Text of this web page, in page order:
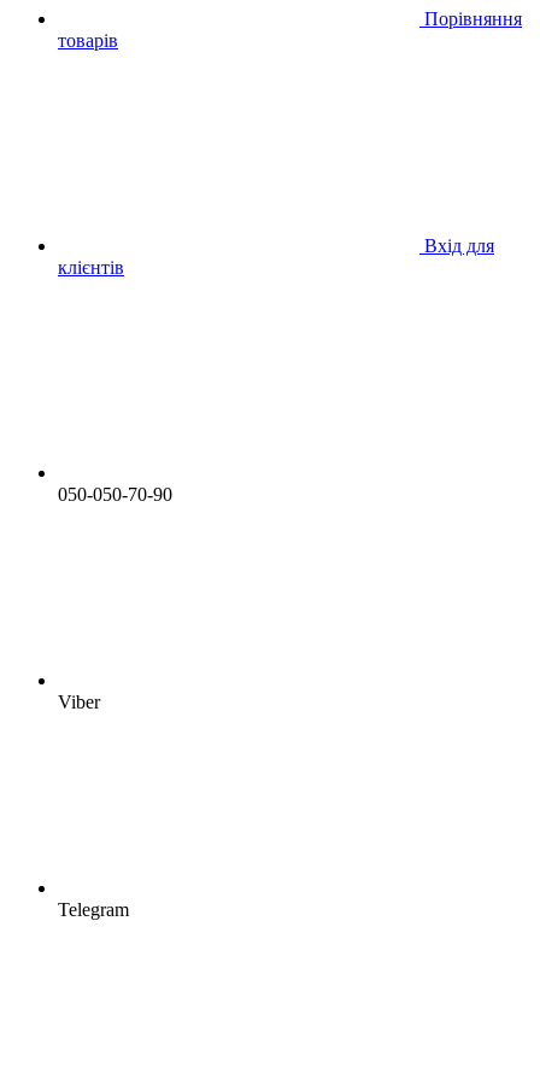
Порівняння
товарів
Вхід для
клієнтів
050-050-70-90
Viber
Telegram